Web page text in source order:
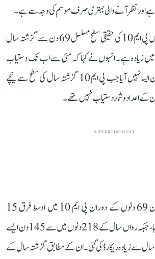
ہے اور نظر آنے والی بہتری صرف موسم کی وجہ سے ہے۔
اجے ماکن نے کہا کہ دہلی میں پی ایم 10 کی حقیقی سطح مسلسل 69 دن سے گزشتہ سال
زیادہ ہے۔ انہوں نے کہا کہ مئی سے اب تک دستیاب
اعداد و شمار میں ایک بھی دن ایسا نہیں آیا جب پی ایم 10 گزشتہ سال کی سطح سے نیچے
کے اعداد و شمار دستیاب نہیں تھے۔
ADVERTISEMENT
انہوں نے دعویٰ کیا کہ ان 69 دنوں کے دوران پی ایم 10 میں اوسط فرق 15
مائیکروگرام فی مکعب میٹر رہا، جبکہ رواں سال کے 218 دنوں میں سے 145 دن ایسے
سے زیادہ ریکارڈ کی گئی۔ ان کے مطابق گزشتہ سال کے